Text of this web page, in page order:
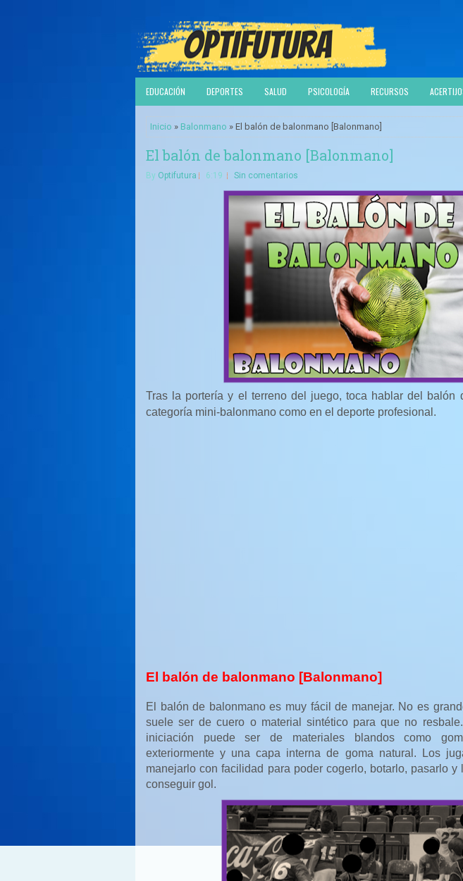
EDUCACIÓN DEPORTES SALUD PSICOLOGÍA RECURSOS
Inicio » Balonmano » El balón de balonmano [Balonmano]
El balón de balonmano [Balonmano]
By Optifutura 6:19 Sin comentarios
Tras la portería y el terreno del juego, toca hablar del balón
categoría mini-balonmano como en el deporte profesional.
El balón de balonmano [Balonmano]
El balón de balonmano es muy fácil de manejar. No es
suele ser de cuero o material sintético para que no
iniciación puede ser de materiales blandos como
exteriormente y una capa interna de goma natural. Los
manejarlo con facilidad para poder cogerlo, botarlo, pasarlo y
conseguir gol.